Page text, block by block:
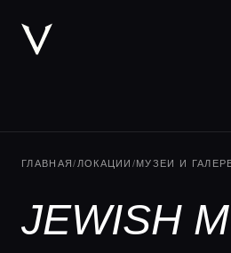
ГЛАВНАЯ/ ЛОКАЦИИ /МУЗЕИ И
JEWISH